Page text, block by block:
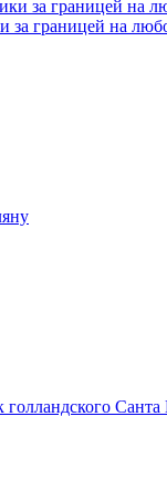
за границей на
Санта